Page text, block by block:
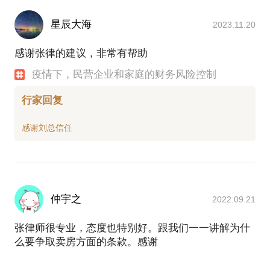
星辰大海 2023.11.20
感谢张律的建议，非常有帮助
疫情下，民营企业和家庭的财务风险控制
行家回复
仲宇之 2022.09.21
张律师很专业，态度也特别好。跟我们一一讲解为什
么要争取卖房方面的条款。感谢